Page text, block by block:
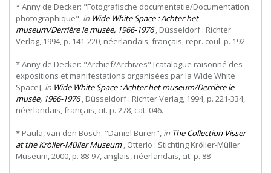
* Anny de Decker: "Fotografische documentatie/Documentation
photographique", in Wide White Space : Achter het
museum/Derrière le musée, 1966-1976, Düsseldorf : Richter
Verlag, 1994, p. 141-220, néerlandais, français, repr. coul. p. 192
* Anny de Decker: "Archief/Archives" [catalogue raisonné des
expositions et manifestations organisées par la Wide White
Space], in Wide White Space : Achter het museum/Derrière le
musée, 1966-1976, Düsseldorf : Richter Verlag, 1994, p. 221-334,
néerlandais, français, cit. p. 278, cat. 046.
* Paula, van den Bosch: "Daniel Buren", in The Collection Visser
at the Kröller-Müller Museum, Otterlo : Stichting Kröller-Müller
Museum, 2000, p. 88-97, anglais, néerlandais, cit. p. 88